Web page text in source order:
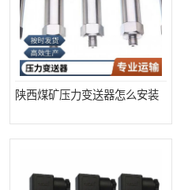
陕西煤矿压力变送器怎么安装